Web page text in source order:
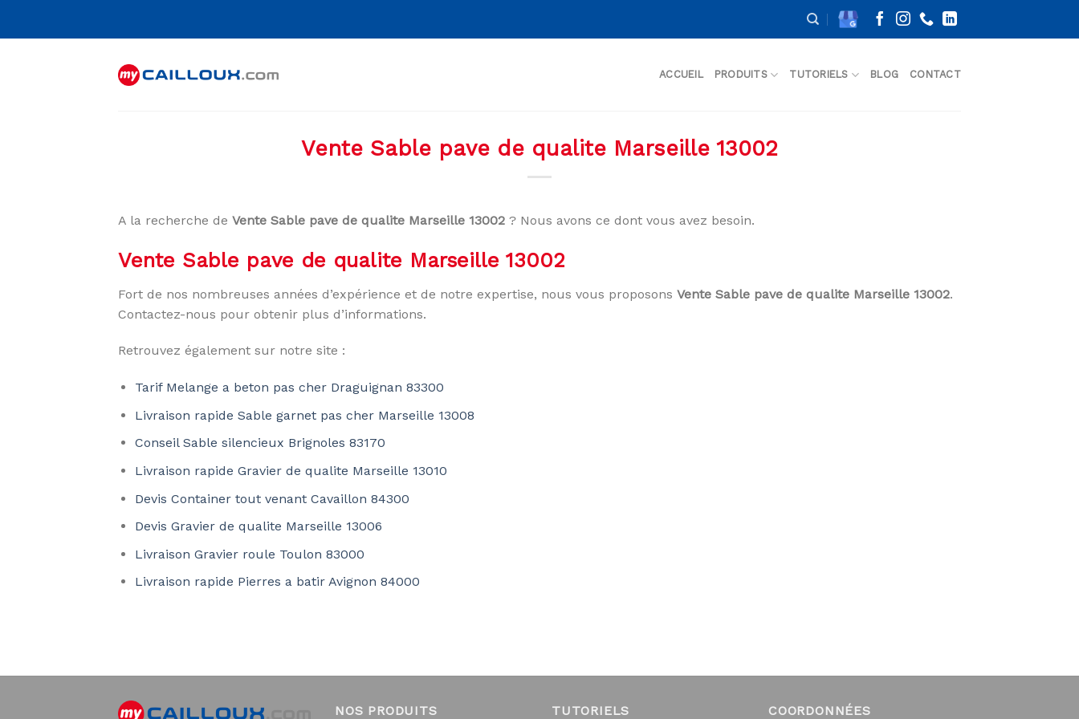
ACCUEIL PRODUITS TUTORIELS BLOG CONTACT
Vente Sable pave de qualite Marseille 13002
A la recherche de Vente Sable pave de qualite Marseille 13002 ? Nous avons ce dont vous avez besoin.
Vente Sable pave de qualite Marseille 13002
Fort de nos nombreuses années d’expérience et de notre expertise, nous vous proposons Vente Sable pave de qualite Marseille 13002.
Contactez-nous pour obtenir plus d’informations.
Retrouvez également sur notre site :
Tarif Melange a beton pas cher Draguignan 83300
Livraison rapide Sable garnet pas cher Marseille 13008
Conseil Sable silencieux Brignoles 83170
Livraison rapide Gravier de qualite Marseille 13010
Devis Container tout venant Cavaillon 84300
Devis Gravier de qualite Marseille 13006
Livraison Gravier roule Toulon 83000
Livraison rapide Pierres a batir Avignon 84000
NOS PRODUITS TUTORIELS COORDONNÉES